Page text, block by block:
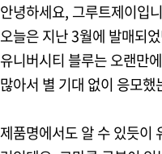
안녕하세요, 그루트제이입
오늘은 지난 3월에 발매되
유니버시티 블루는 오랜만
많아서 별 기대 없이 응모
제품명에서도 알 수 있듯이